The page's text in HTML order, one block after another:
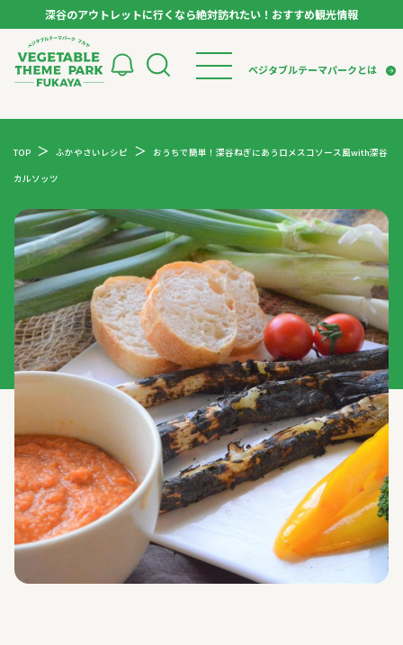
深谷のアウトレットに行くなら絶対訪れたい！おすすめ観光情報
ベジタブルテーマパークとは
検索
スポット
イベント
体験
特集記事
ベジタブルテーマパークとは
VTPキャストミーティング
アンバサダー
お役立ち情報
レシピ集
TOP ふかやさいレシピ おうちで簡単！深谷ねぎにあうロメスコソース風with深谷
カルソッツ